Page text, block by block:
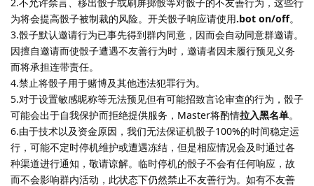
为将会提高骰子被制裁的风险。开关骰子响应请使用.bot on/off。
3.骰子默认邀请行为已事先得到群内同意，因而会自动同意群邀请。
因擅自邀请而使骰子遭遇不友善行为时，邀请者因未履行预见义务
而将承担连带责任。
4.禁止将骰子用于赌博及其他违法犯罪行为。
5.对于设置敏感昵称等无法预见但有可能招致言论审查的行为，骰子
可能会出于自我保护而拒绝提供服务，Master将酌情拉入黑名单。
6.由于技术以及资金原因，我们无法保证机骰子100%的时间稳定运
行，可能不定时停机维护或遭遇冻结，但是相应情况会及时通过各
种渠道进行通知，敬请谅解。临时停机的骰子不会有任何响应，故
而不会影响群内活动，此状态下仍然禁止不友善行为。如有不友善